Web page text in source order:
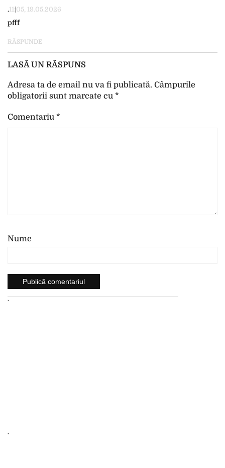
.11:05, 19.05.2026
pfff
RĂSPUNDE
LASĂ UN RĂSPUNS
Adresa ta de email nu va fi publicată. Câmpurile
obligatorii sunt marcate cu *
Comentariu *
Nume